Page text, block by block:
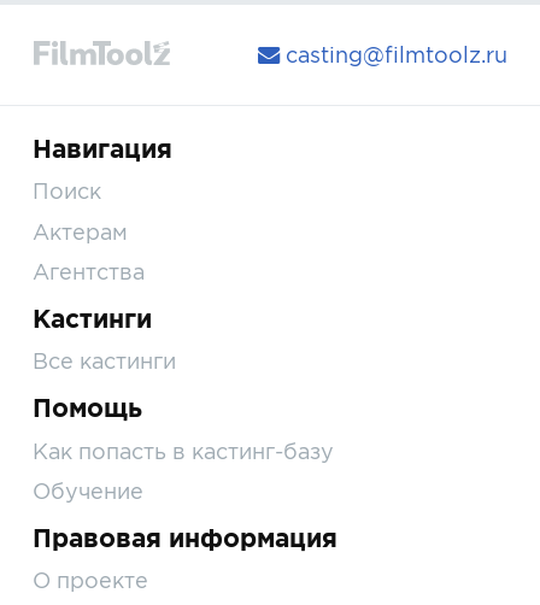
casting@filmtoolz.ru
Навигация
Поиск
Актерам
Агентства
Кастинги
Все кастинги
Помощь
Как попасть в кастинг-базу
Обучение
Правовая информация
О проекте